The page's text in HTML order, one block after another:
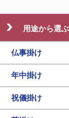
用途から選ぶ
仏事掛け
年中掛け
祝儀掛け